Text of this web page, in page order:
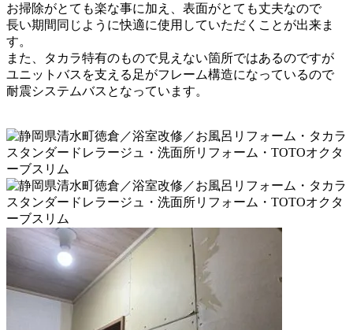
お掃除がとても楽な事に加え、表面がとても丈夫なので
長い期間同じように快適に使用していただくことが出来ま
す。
また、タカラ特有のもので見えない箇所ではあるのですが
ユニットバスを支える足がフレーム構造になっているので
耐震システムバスとなっています。